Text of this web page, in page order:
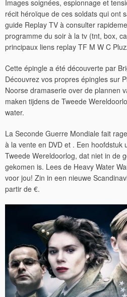
Images soignées, espionnage et
récit héroïque de ces soldats qui ont
guide Replay TV à consulter
programme du soir à la tv (tnt, box,
principaux liens replay TF M W C
Cette épingle a été découverte par
Découvrez vos propres épingles sur
Noorse dramaserie over de plannen
maken tijdens de Tweede
water.
La Seconde Guerre Mondiale fait
à la vente en DVD et . Een hoofdstuk
Tweede Wereldoorlog, dat niet in de
gekomen is. Lees de Heavy Water
voor jou! Zin in een nieuwe
partir de €.